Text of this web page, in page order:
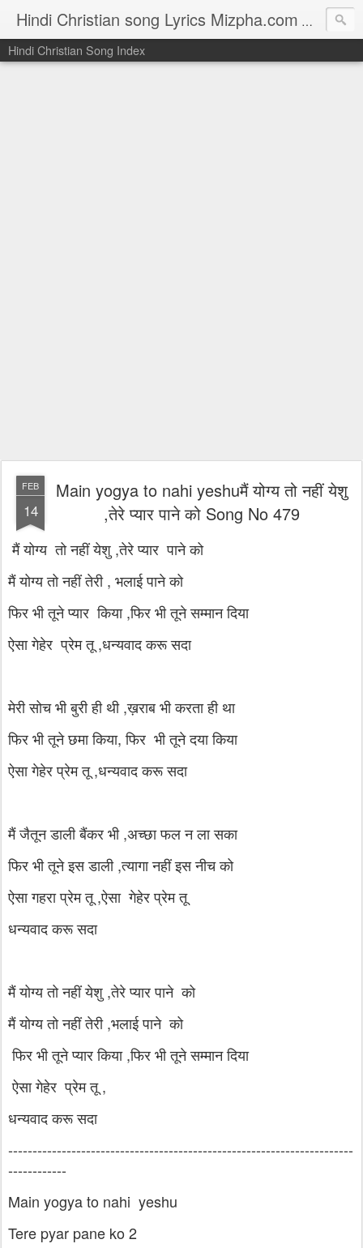
Hindi Christian song Lyrics Mizpha.com Hindi
Hindi Christian Song Index
FEB
14
Main yogya to nahi yeshuमैं योग्य तो नहीं येशु
,तेरे प्यार पाने को Song No 479
मैं योग्य तो नहीं येशु ,तेरे प्यार पाने को
मैं योग्य तो नहीं तेरी , भलाई पाने को
फिर भी तूने प्यार किया ,फिर भी तूने सम्मान दिया
ऐसा गेहेर प्रेम तू ,धन्यवाद करू सदा
मेरी सोच भी बुरी ही थी ,ख़राब भी करता ही था
फिर भी तूने छमा किया, फिर भी तूने दया किया
ऐसा गेहेर प्रेम तू ,धन्यवाद करू सदा
मैं जैतून डाली बैंकर भी ,अच्छा फल न ला सका
फिर भी तूने इस डाली ,त्यागा नहीं इस नीच को
ऐसा गहरा प्रेम तू ,ऐसा गेहेर प्रेम तू
धन्यवाद करू सदा
मैं योग्य तो नहीं येशु ,तेरे प्यार पाने को
मैं योग्य तो नहीं तेरी ,भलाई पाने को
फिर भी तूने प्यार किया ,फिर भी तूने सम्मान दिया
ऐसा गेहेर प्रेम तू ,
धन्यवाद करू सदा
-----------------------------------------------------------------------
------------
Main yogya to nahi yeshu
Tere pyar pane ko 2